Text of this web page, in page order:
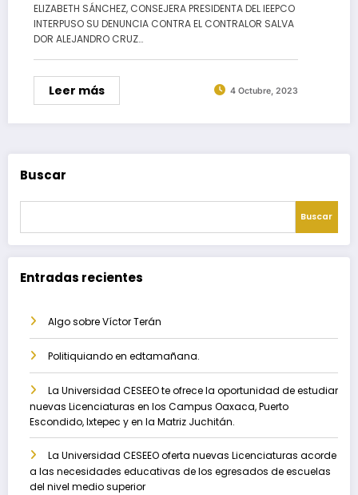
ELIZABETH SÁNCHEZ, CONSEJERA PRESIDENTA DEL IEEPCO
INTERPUSO SU DENUNCIA CONTRA EL CONTRALOR SALVA
DOR ALEJANDRO CRUZ…
Leer más 4 Octubre, 2023
Buscar
Buscar
Entradas recientes
Algo sobre Víctor Terán
Politiquiando en edtamañana.
La Universidad CESEEO te ofrece la oportunidad de estudiar
nuevas Licenciaturas en los Campus Oaxaca, Puerto
Escondido, Ixtepec y en la Matriz Juchitán.
La Universidad CESEEO oferta nuevas Licenciaturas acorde
a las necesidades educativas de los egresados de escuelas
del nivel medio superior